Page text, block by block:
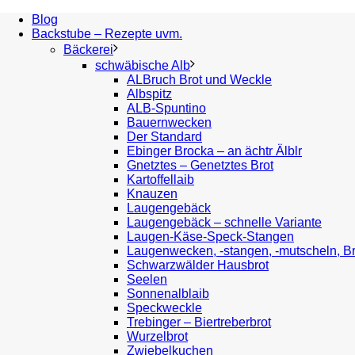
Blog
Backstube – Rezepte uvm.
Bäckerei
schwäbische Alb
ALBruch Brot und Weckle
Albspitz
ALB-Spuntino
Bauernwecken
Der Standard
Ebinger Brocka – an ächtr Älblr
Gnetztes – Genetztes Brot
Kartoffellaib
Knauzen
Laugengebäck
Laugengebäck – schnelle Variante
Laugen-Käse-Speck-Stangen
Laugenwecken, -stangen, -mutscheln,
Schwarzwälder Hausbrot
Seelen
Sonnenalblaib
Speckweckle
Trebinger – Biertreberbrot
Wurzelbrot
Zwiebelkuchen